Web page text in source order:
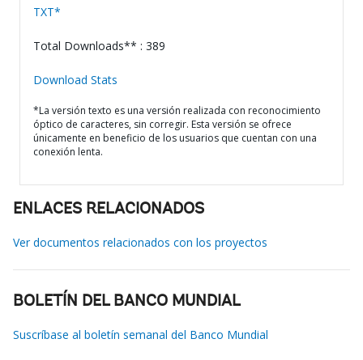
TXT*
Total Downloads** : 389
Download Stats
*La versión texto es una versión realizada con reconocimiento
óptico de caracteres, sin corregir. Esta versión se ofrece
únicamente en beneficio de los usuarios que cuentan con una
conexión lenta.
ENLACES RELACIONADOS
Ver documentos relacionados con los proyectos
BOLETÍN DEL BANCO MUNDIAL
Suscríbase al boletín semanal del Banco Mundial